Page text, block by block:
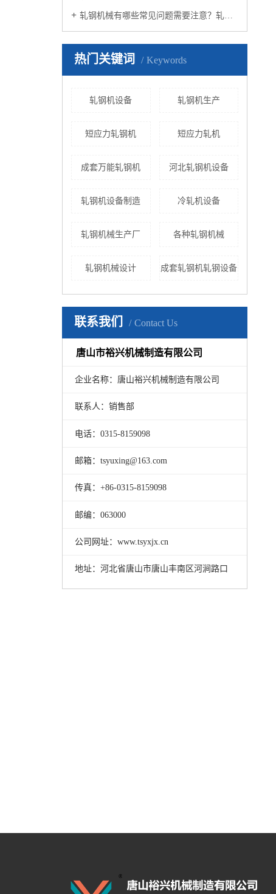
轧钢机械有哪些常见问题需要注意？轧钢机械生产厂家告诉您
热门关键词 Keywords
轧钢机设备 轧钢机生产
短应力轧钢机 短应力轧机
成套万能轧钢机 河北轧钢机设备
轧钢机设备制造 冷轧机设备
轧钢机械生产厂 各种轧钢机械
轧钢机械设计 成套轧钢机轧钢设备
联系我们 Contact Us
唐山市裕兴机械制造有限公司
企业名称：唐山裕兴机械制造有限公司
联系人：销售部
电话：0315-8159098
邮箱：tsyuxing@163.com
传真：+86-0315-8159098
邮编：063000
公司网址：www.tsyxjx.cn
地址：河北省唐山市唐山丰南区河涧路口